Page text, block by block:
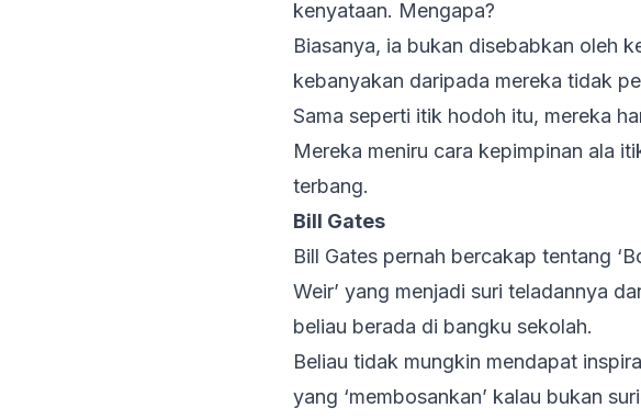
kenyataan. Mengapa?
Biasanya, ia bukan disebabkan oleh
kebanyakan daripada mereka tidak
Sama seperti itik hodoh itu, mereka
Mereka meniru cara kepimpinan ala
terbang.
Bill Gates
Bill Gates pernah bercakap tentang
Weir’ yang menjadi suri teladannya
beliau berada di bangku sekolah.
Beliau tidak mungkin mendapat
yang ‘membosankan’ kalau bukan